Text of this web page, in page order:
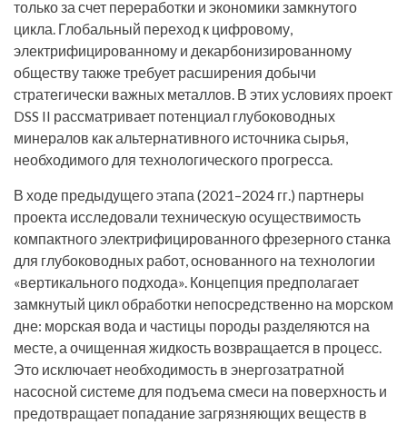
только за счет переработки и экономики замкнутого
цикла. Глобальный переход к цифровому,
электрифицированному и декарбонизированному
обществу также требует расширения добычи
стратегически важных металлов. В этих условиях проект
DSS II рассматривает потенциал глубоководных
минералов как альтернативного источника сырья,
необходимого для технологического прогресса.
В ходе предыдущего этапа (2021–2024 гг.) партнеры
проекта исследовали техническую осуществимость
компактного электрифицированного фрезерного станка
для глубоководных работ, основанного на технологии
«вертикального подхода». Концепция предполагает
замкнутый цикл обработки непосредственно на морском
дне: морская вода и частицы породы разделяются на
месте, а очищенная жидкость возвращается в процесс.
Это исключает необходимость в энергозатратной
насосной системе для подъема смеси на поверхность и
предотвращает попадание загрязняющих веществ в